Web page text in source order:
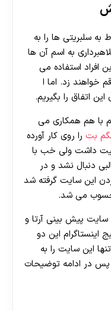
سلبریتی ها را به
به اسم آن ها
افراد استفاده می
خواهند زد. اما ا
اتفاق را بگیریم.
با هم همکاری می
بت را روی کار آورده
به مدت 6 ماه فعالیت داشت ولی خب با
دنبال نشد و در
این سایت گرفته شد
می شد.
سایت پیش بینی آرتا و
اینستاگرام این دو
این سایت را به
در ادامه توضیحات